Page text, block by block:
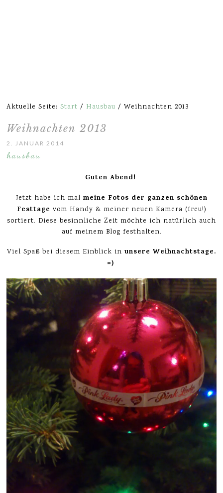
Aktuelle Seite:Start / Hausbau / Weihnachten 2013
Weihnachten 2013
2. JANUAR 2014
hausbau
Guten Abend!
Jetzt habe ich mal meine Fotos der ganzen schönen
Festtage vom Handy & meiner neuen Kamera (freu!)
sortiert. Diese besinnliche Zeit möchte ich natürlich auch
auf meinem Blog festhalten.
Viel Spaß bei diesem Einblick in unsere Weihnachtstage.
=)